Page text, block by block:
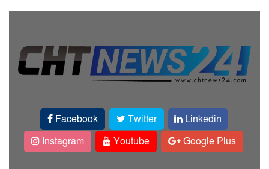
Facebook Twitter
Linkedin
Instagram
Youtube Google Plus